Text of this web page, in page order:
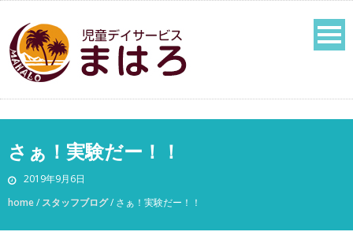
さぁ！実験だー！！
2019年9月6日
home/ スタッフブログ/ さぁ！実験だー！！